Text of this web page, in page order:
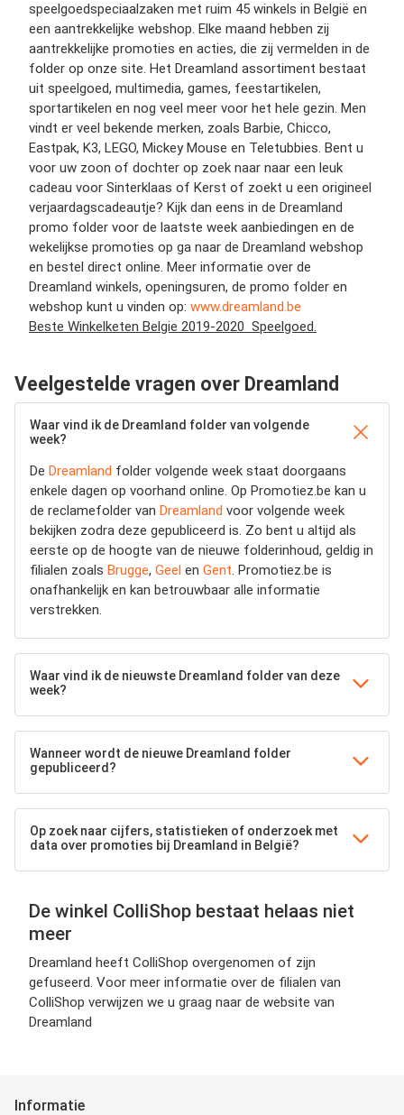
speelgoedspeciaalzaken met ruim 45 winkels in België en
een aantrekkelijke webshop. Elke maand hebben zij
aantrekkelijke promoties en acties, die zij vermelden in de
folder op onze site. Het Dreamland assortiment bestaat
uit speelgoed, multimedia, games, feestartikelen,
sportartikelen en nog veel meer voor het hele gezin. Men
vindt er veel bekende merken, zoals Barbie, Chicco,
Eastpak, K3, LEGO, Mickey Mouse en Teletubbies. Bent u
voor uw zoon of dochter op zoek naar naar een leuk
cadeau voor Sinterklaas of Kerst of zoekt u een origineel
verjaardagscadeautje? Kijk dan eens in de Dreamland
promo folder voor de laatste week aanbiedingen en de
wekelijkse promoties op ga naar de Dreamland webshop
en bestel direct online. Meer informatie over de
Dreamland winkels, openingsuren, de promo folder en
webshop kunt u vinden op: www.dreamland.be
Beste Winkelketen Belgie 2019-2020 Speelgoed.
Veelgestelde vragen over Dreamland
Waar vind ik de Dreamland folder van volgende
week?
De Dreamland folder volgende week staat doorgaans
enkele dagen op voorhand online. Op Promotiez.be kan u
de reclamefolder van Dreamland voor volgende week
bekijken zodra deze gepubliceerd is. Zo bent u altijd als
eerste op de hoogte van de nieuwe folderinhoud, geldig in
filialen zoals Brugge, Geel en Gent. Promotiez.be is
onafhankelijk en kan betrouwbaar alle informatie
verstrekken.
Waar vind ik de nieuwste Dreamland folder van deze
week?
Wanneer wordt de nieuwe Dreamland folder
gepubliceerd?
Op zoek naar cijfers, statistieken of onderzoek met
data over promoties bij Dreamland in België?
De winkel ColliShop bestaat helaas niet
meer
Dreamland heeft ColliShop overgenomen of zijn
gefuseerd. Voor meer informatie over de filialen van
ColliShop verwijzen we u graag naar de website van
Dreamland
Informatie